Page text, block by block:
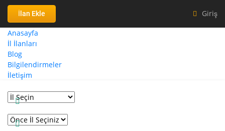
İlan Ekle Giriş
Anasayfa
İl İlanları
Blog
Bilgilendirmeler
İletişim